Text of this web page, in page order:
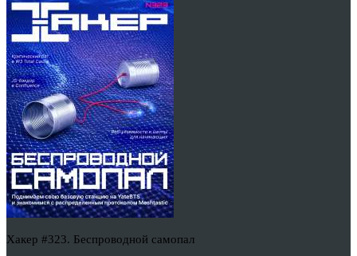
Хакер #323. Беспроводной самопал